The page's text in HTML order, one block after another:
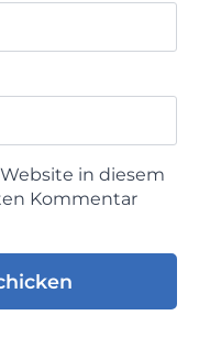
in diesem
Kommentar